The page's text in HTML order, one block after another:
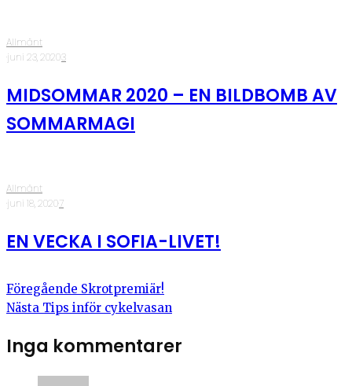
Allmänt
·juni 23, 2020·3
MIDSOMMAR 2020 – EN BILDBOMB AV
SOMMARMAGI
Allmänt
·juni 18, 2020·7
EN VECKA I SOFIA-LIVET!
Föregående Skrotpremiär!
Nästa Tips inför cykelvasan
Inga kommentarer